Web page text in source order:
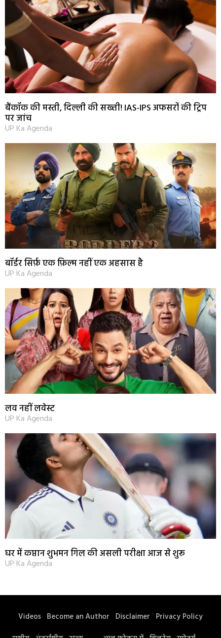
बैंकॉक की मस्ती, दिल्ली की सख्ती! IAS-IPS अफसरों की ट्रिप
पर जांच
UP Ka Agenda
बॉर्डर सिर्फ़ एक फ़िल्म नहीं एक अहसास है
UP Ka Agenda
लव नहीं लवेस्ट
UP Ka Agenda
घर में कप्तान शुभमन गिल की असली परीक्षा आज से शुरू
UP Ka Agenda
Videos Become an Author Disclaimer Privacy Policy